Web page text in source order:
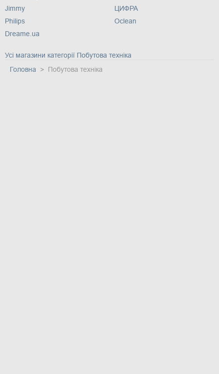
Jimmy
ЦИФРА
Philips
Dreame.ua
Oclean
Усі магазини категорії Побутова техніка
Головна
Побутова техніка